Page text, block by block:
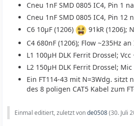
Cneu 1nF SMD 0805 IC4, Pin 1
Cneu 1nF SMD 0805 IC4, Pin 12
C6 10µF (1206)
91kR (1206);
C4 680nF (1206); Flow ~235Hz an
L1 100µH DLK Ferrit Drossel; Vcc
L2 150µH DLK Ferrit Drossel;
Ein FT114-43 mit N=3Wdg. sitzt
des 8 poligen CAT5 Kabel zum
Einmal editiert, zuletzt vonde0508(30. Juli